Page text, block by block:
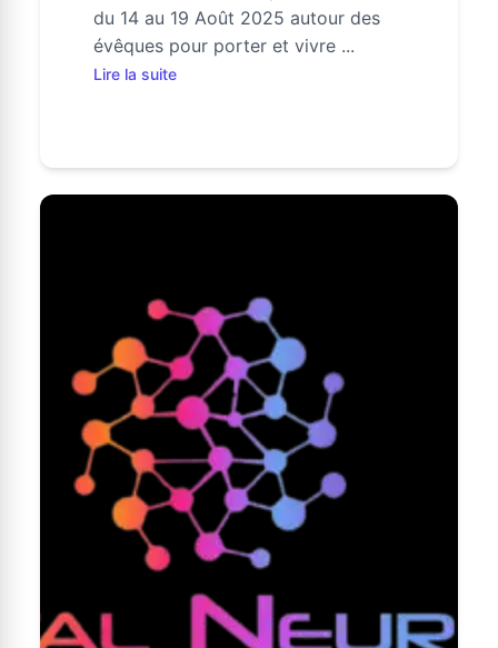
du 14 au 19 Août 2025 autour des
évêques pour porter et vivre ...
Lire la suite